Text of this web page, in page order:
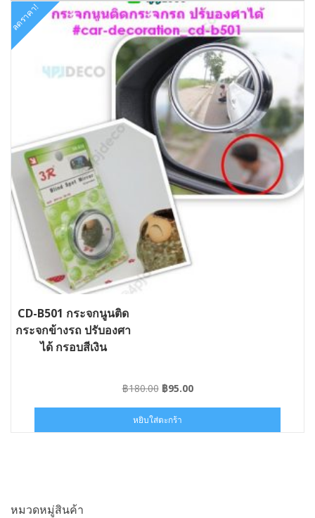
ลดราคา!
CD-B501 กระจกนูนติด
กระจกข้างรถ ปรับองศา
ได้ กรอบสีเงิน
฿180.00 Original
was:
฿180.00.
฿95.00Current
฿95.00.
หยิบใส่ตะกร้า
หมวดหมู่สินค้า